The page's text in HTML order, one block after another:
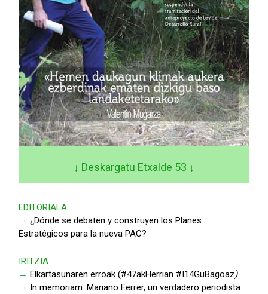
↓ Deskargatu Etxalde 53 ↓
EDITORIALA
→ ¿Dónde se debaten y construyen los Planes
Estratégicos para la nueva PAC?
IRITZIA
→ Elkartasunaren erroak (#47akHerrian #I14GuBagoaz)
→
In memoriam: Mariano Ferrer, un verdadero periodista